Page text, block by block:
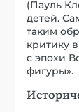
Для
разной
внутри